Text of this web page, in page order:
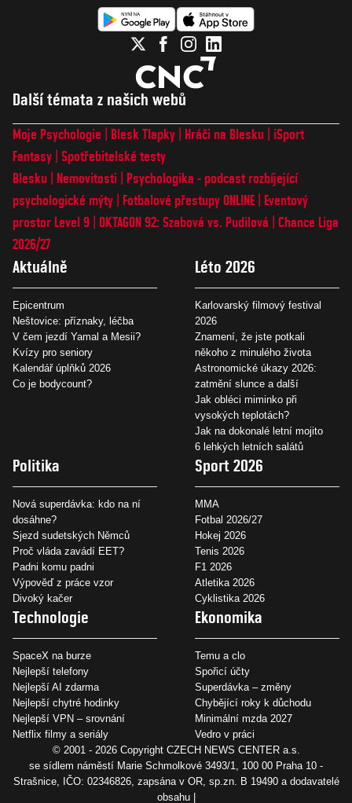
Další témata z našich webů
Moje Psychologie Blesk Tlapky Hráči na Blesku
iSport
Fantasy Spotřebitelské testy
Blesku
Nemovitosti
Psychologika - podcast rozbíjející
psychologické mýty
Fotbalové přestupy ONLINE
Eventový
prostor Level 9 OKTAGON 92: Szabová vs. Pudilová
Chance Liga
2026/27
Aktuálně
Epicentrum
Neštovice: příznaky, léčba
V čem jezdí Yamal a Mesii?
Kvízy pro seniory
Kalendář úplňků 2026
Co je bodycount?
Léto 2026
Karlovarský filmový festival
2026
Znamení, že jste potkali
někoho z minulého života
Astronomické úkazy 2026:
zatmění slunce a další
Jak obléci miminko při
vysokých teplotách?
Jak na dokonalé letní mojito
6 lehkých letních salátů
Politika
Nová superdávka: kdo na ní
dosáhne?
Sjezd sudetských Němců
Proč vláda zavádí EET?
Padni komu padni
Výpověď z práce vzor
Divoký kačer
Sport 2026
MMA
Fotbal 2026/27
Hokej 2026
Tenis 2026
F1 2026
Atletika 2026
Cyklistika 2026
Technologie
SpaceX na burze
Nejlepší telefony
Nejlepší AI zdarma
Nejlepší chytré hodinky
Nejlepší VPN – srovnání
Netflix filmy a seriály
Ekonomika
Temu a clo
Spořicí účty
Superdávka – změny
Chybějící roky k důchodu
Minimální mzda 2027
Vedro v práci
© 2001 - 2026 Copyright CZECH NEWS CENTER a.s.
se sídlem náměstí Marie Schmolkové 3493/1, 100 00 Praha 10 -
Strašnice, IČO: 02346826, zapsána v OR, sp.zn. B 19490 a dodavatelé
obsahu